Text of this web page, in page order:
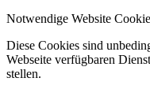
Notwendige Website
Diese Cookies sind
Webseite verfügbaren
stellen.